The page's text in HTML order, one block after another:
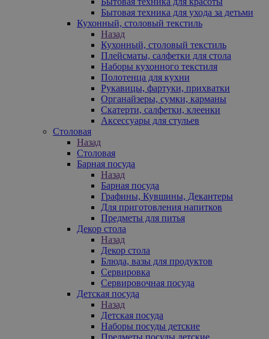
Бытовая техника для ухода за детьми
Кухонный, столовый текстиль
Назад
Кухонный, столовый текстиль
Плейсматы, салфетки для стола
Наборы кухонного текстиля
Полотенца для кухни
Рукавицы, фартуки, прихватки
Органайзеры, сумки, карманы
Скатерти, салфетки, клеенки
Аксессуары для стульев
Столовая
Назад
Столовая
Барная посуда
Назад
Барная посуда
Графины, Кувшины, Декантеры
Для приготовления напитков
Предметы для питья
Декор стола
Назад
Декор стола
Блюда, вазы для продуктов
Сервировка
Сервировочная посуда
Детская посуда
Назад
Детская посуда
Наборы посуды детские
Предметы посуды детские